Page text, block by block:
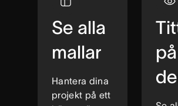
Se alla
mallar
Hantera dina
projekt på ett
på